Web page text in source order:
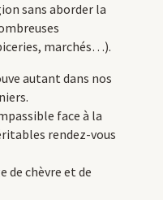
sans aborder la
marchés…).
autant dans nos
face à la
rendez-vous
de chèvre et de